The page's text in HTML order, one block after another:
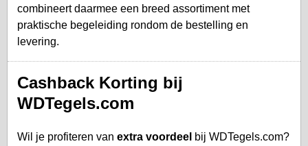
combineert daarmee een breed assortiment met
praktische begeleiding rondom de bestelling en
levering.
Cashback Korting bij
WDTegels.com
Wil je profiteren van extra voordeel bij WDTegels.com?